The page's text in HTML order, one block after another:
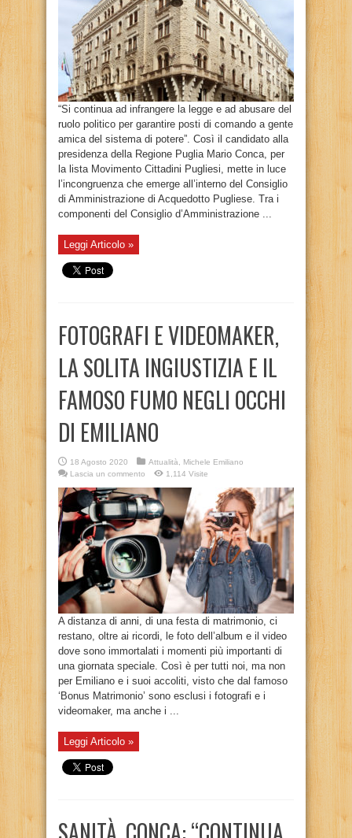
“Si continua ad infrangere la legge e ad abusare del
ruolo politico per garantire posti di comando a gente
amica del sistema di potere”. Così il candidato alla
presidenza della Regione Puglia Mario Conca, per
la lista Movimento Cittadini Pugliesi, mette in luce
l’incongruenza che emerge all’interno del Consiglio
di Amministrazione di Acquedotto Pugliese. Tra i
componenti del Consiglio d’Amministrazione ...
Leggi Articolo »
FOTOGRAFI E VIDEOMAKER,
LA SOLITA INGIUSTIZIA E IL
FAMOSO FUMO NEGLI OCCHI
DI EMILIANO
18 Agosto 2020 Attualità
Michele Emiliano
Lascia un commento
1,114 Visite
A distanza di anni, di una festa di matrimonio, ci
restano, oltre ai ricordi, le foto dell’album e il video
dove sono immortalati i momenti più importanti di
una giornata speciale. Così è per tutti noi, ma non
per Emiliano e i suoi accoliti, visto che dal famoso
‘Bonus Matrimonio’ sono esclusi i fotografi e i
videomaker, ma anche i ...
Leggi Articolo »